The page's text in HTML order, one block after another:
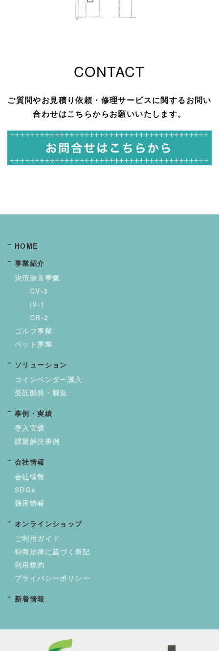
CONTACT
ご質問やお見積り依頼・修理サービスに関するお問い
合わせはこちらからお願いいたします。
HOME
事業紹介
決済装置事業
CV-3
IV-1
CR-2
ゴルフ事業
ペット事業
ソリューション
コインベンダー導入
受託開発・製造
事例・実績
導入実績
課題解決事例
会社情報
会社情報
SDGs
採用情報
オンラインショップ
ご利用ガイド
特商法律に基づく表記
利用規約
プライバシーポリシー
新着情報